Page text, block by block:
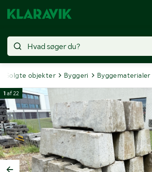
Solgte objekter Byggeri Byggematerialer
1 af22